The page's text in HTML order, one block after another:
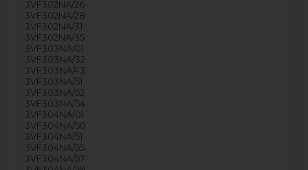
3VF302NA/26
3VF302NA/28
3VF302NA/31
3VF302NA/35
3VF303NA/01
3VF303NA/32
3VF303NA/43
3VF303NA/51
3VF303NA/52
3VF303NA/54
3VF304NA/01
3VF304NA/50
3VF304NA/51
3VF304NA/55
3VF304NA/57